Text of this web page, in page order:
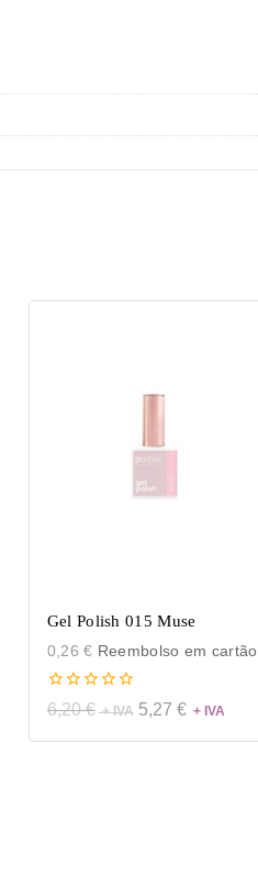
Gel Polish 015 Muse
0,26€ Reembolso em cartão
0
de
5
6,20€ 5,27 €